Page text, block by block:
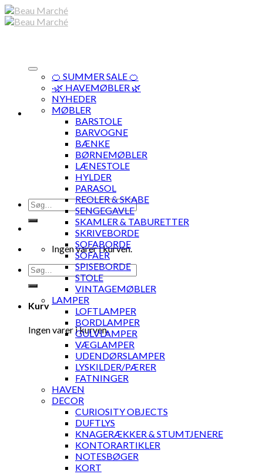
Skip
to
Søg
efter:
Ingen varer i kurven.
Søg
efter:
Kurv
Ingen varer i kurven.
🍊 SUMMER SALE 🍊
·🌿 HAVEMØBLER 🌿
NYHEDER
MØBLER
BARSTOLE
BARVOGNE
BÆNKE
BØRNEMØBLER
LÆNESTOLE
HYLDER
PARASOL
REOLER & SKABE
SENGEGAVLE
SKAMLER & TABURETTER
SKRIVEBORDE
SOFABORDE
SOFAER
SPISEBORDE
STOLE
VINTAGEMØBLER
LAMPER
LOFTLAMPER
BORDLAMPER
GULVLAMPER
VÆGLAMPER
UDENDØRSLAMPER
LYSKILDER/PÆRER
FATNINGER
HAVEN
DECOR
CURIOSITY OBJECTS
DUFTLYS
KNAGERÆKKER & STUMTJENERE
KONTORARTIKLER
NOTESBØGER
KORT